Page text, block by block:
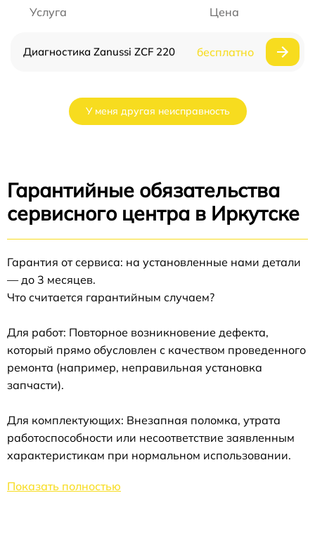
Услуга Цена
Диагностика Zanussi ZCF 220 бесплатно
У меня другая неисправность
Гарантийные обязательства
сервисного центра в Иркутске
Гарантия от сервиса: на установленные нами детали
— до 3 месяцев.
Что считается гарантийным случаем?
Для работ: Повторное возникновение дефекта,
который прямо обусловлен с качеством проведенного
ремонта (например, неправильная установка
запчасти).
Для комплектующих: Внезапная поломка, утрата
работоспособности или несоответствие заявленным
характеристикам при нормальном использовании.
Показать полностью